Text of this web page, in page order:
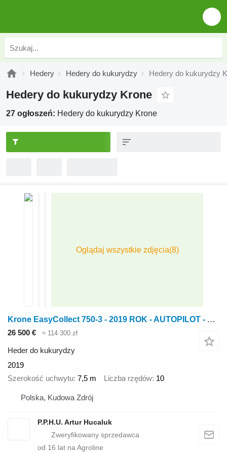
Hedery Hedery do kukurydzy Hedery do kukurydzy
Hedery do kukurydzy Krone
27 ogłoszeń: Hedery do kukurydzy Krone
Krone EasyCollect 750-3 - 2019 ROK - AUTOPILOT - AUTO CONTOUR
26 500 € ≈ 114 300 zł
Heder do kukurydzy
2019
Szerokość uchwytu 7,5 m Liczba rzędów 10
Polska, Kudowa Zdrój
P.P.H.U. Artur Hucaluk
od 16 lat na Agroline